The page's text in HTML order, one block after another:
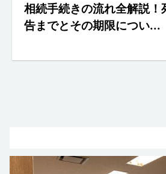
相続手続きの流れ全解説！
告までとその期限につい...